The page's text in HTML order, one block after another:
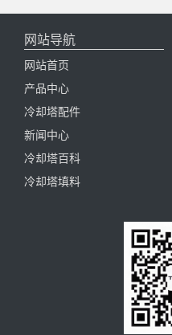
网站导航
网站首页
产品中心
冷却塔配件
新闻中心
冷却塔百科
冷却塔填料